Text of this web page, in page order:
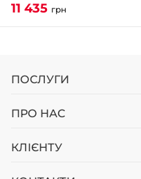
11 435 грн
ПОСЛУГИ
ПРО НАС
КЛІЄНТУ